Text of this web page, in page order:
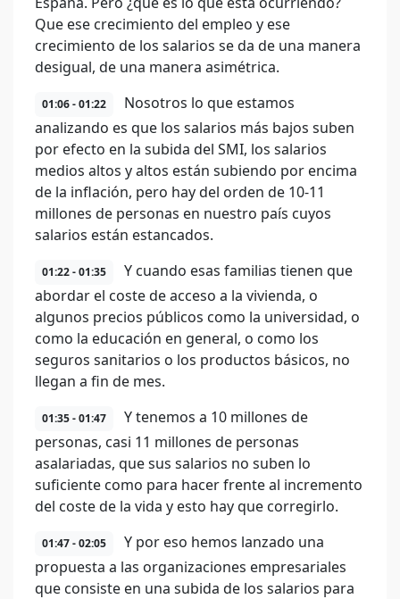
Que ese crecimiento del empleo y ese
crecimiento de los salarios se da de una manera
desigual, de una manera asimétrica.
01:06 - 01:22
Nosotros lo que estamos
analizando es que los salarios más bajos suben
por efecto en la subida del SMI, los salarios
medios altos y altos están subiendo por encima
de la inflación, pero hay del orden de 10-11
millones de personas en nuestro país cuyos
salarios están estancados.
01:22 - 01:35
Y cuando esas familias tienen que
abordar el coste de acceso a la vivienda, o
algunos precios públicos como la universidad, o
como la educación en general, o como los
seguros sanitarios o los productos básicos, no
llegan a fin de mes.
01:35 - 01:47
Y tenemos a 10 millones de
personas, casi 11 millones de personas
asalariadas, que sus salarios no suben lo
suficiente como para hacer frente al incremento
del coste de la vida y esto hay que corregirlo.
01:47 - 02:05
Y por eso hemos lanzado una
propuesta a las organizaciones empresariales
que consiste en una subida de los salarios para